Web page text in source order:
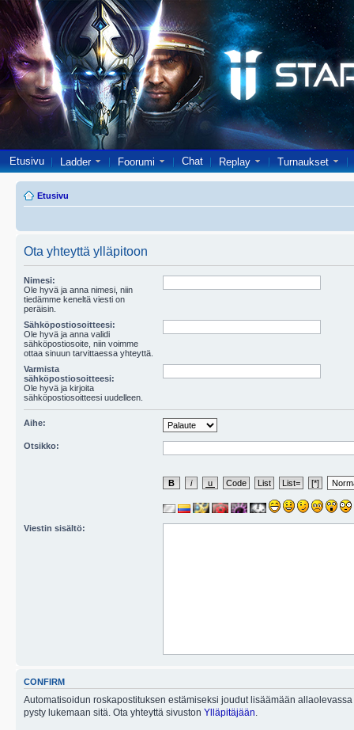
Etusivu Ladder Foorumi Chat Replay Turnaukset
Etusivu
Ota yhteyttä ylläpitoon
Nimesi:
Ole hyvä ja anna nimesi, niin
tiedämme keneltä viesti on
peräisin.
Sähköpostiosoitteesi:
Ole hyvä ja anna validi
sähköpostiosoite, niin voimme
ottaa sinuun tarvittaessa yhteyttä.
Varmista
sähköpostiosoitteesi:
Ole hyvä ja kirjoita
sähköpostiosoitteesi uudelleen.
Aihe:
Otsikko:
Viestin sisältö:
CONFIRM
Automatisoidun roskapostituksen estämiseksi joudut lisäämään
pysty lukemaan sitä. Ota yhteyttä sivuston Ylläpitäjään